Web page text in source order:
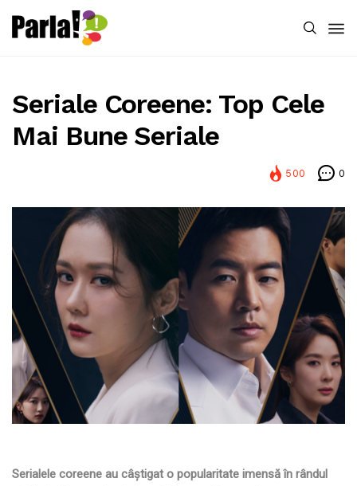
Seriale Coreene: Top Cele
Mai Bune Seriale
500 0
Serialele coreene au câștigat o popularitate imensă în rândul